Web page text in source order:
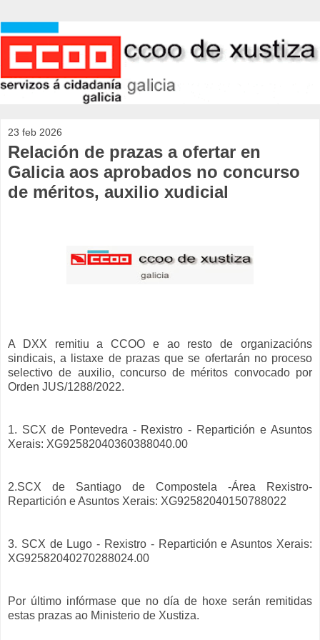
23 feb 2026
Relación de prazas a ofertar en
Galicia aos aprobados no concurso
de méritos, auxilio xudicial
A DXX remitiu a CCOO e ao resto de organizacións
sindicais, a listaxe de prazas que se ofertarán no proceso
selectivo de auxilio, concurso de méritos convocado por
Orden JUS/1288/2022.
1. SCX de Pontevedra - Rexistro - Repartición e Asuntos
Xerais: XG92582040360388040.00
2.SCX de Santiago de Compostela -Área Rexistro-
Repartición e Asuntos Xerais: XG92582040150788022
3. SCX de Lugo - Rexistro - Repartición e Asuntos Xerais:
XG92582040270288024.00
Por último infórmase que no día de hoxe serán remitidas
estas prazas ao Ministerio de Xustiza.